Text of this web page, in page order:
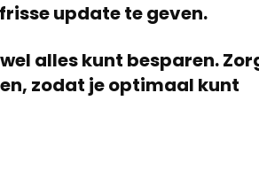
update te geven.
alles kunt besparen.
zodat je optimaal kunt